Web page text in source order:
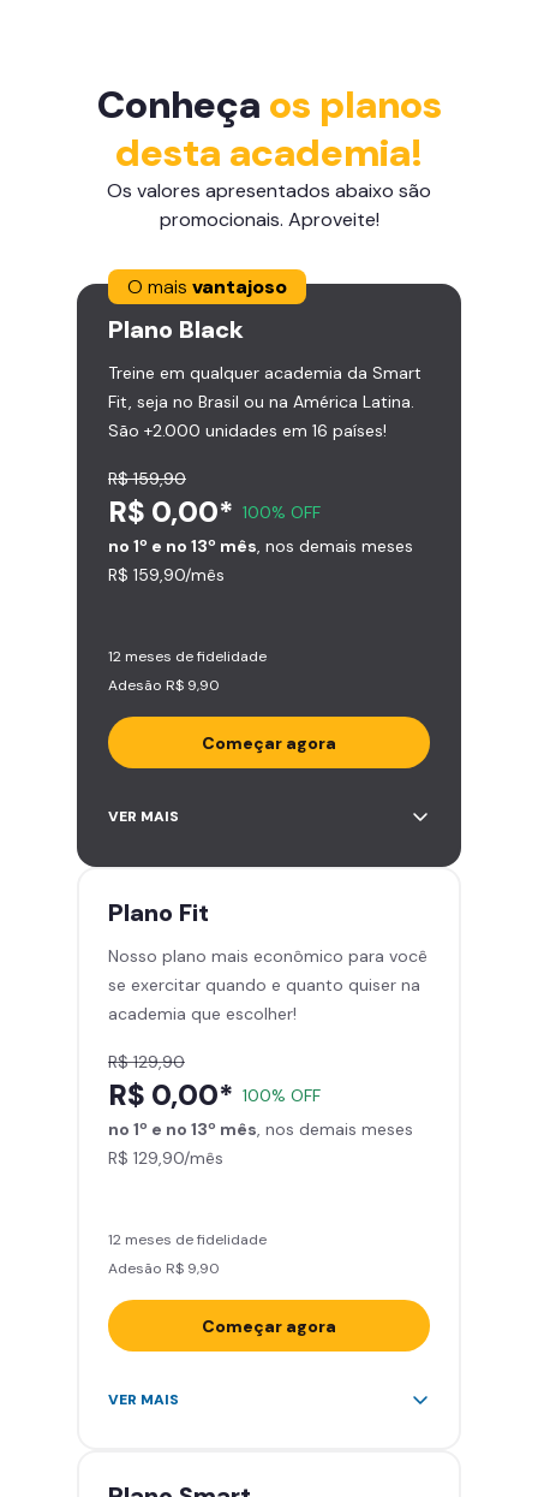
Conheça os planos
desta academia!
Os valores apresentados abaixo são
promocionais. Aproveite!
O mais vantajoso
Plano Black
Treine em qualquer academia da Smart
Fit, seja no Brasil ou na América Latina.
São +2.000 unidades em 16 países!
R$ 159,90
R$ 0,00* 100% OFF
no 1º e no 13º mês, nos demais meses
R$ 159,90/mês
12 meses de fidelidade
Adesão R$ 9,90
Começar agora
Acesso ilimitado a +2.000
Leve 5 amigos por mês para
Cadeira de massagem
Skeelo App (Audiobook)*
Área de musculação e aeróbicos
Smart Fit App
VER MAIS
Plano Fit
Nosso plano mais econômico para você
se exercitar quando e quanto quiser na
academia que escolher!
R$ 129,90
R$ 0,00* 100% OFF
no 1º e no 13º mês, nos demais meses
R$ 129,90/mês
12 meses de fidelidade
Adesão R$ 9,90
Começar agora
Acesso ilimitado a +2.000
VER MAIS